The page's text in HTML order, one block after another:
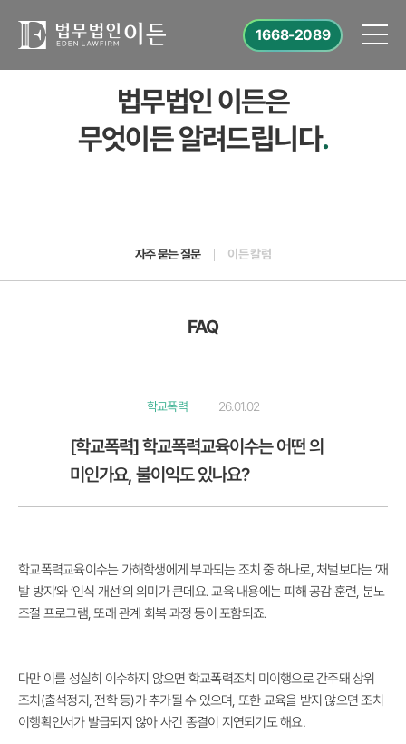
1668-2089
법무법인 이든은
무엇이든 알려드립니다.
자주 묻는 질문 이든 칼럼
FAQ
학교폭력 26.01.02
[학교폭력] 학교폭력교육이수는 어떤 의
미인가요, 불이익도 있나요?
학교폭력교육이수는 가해학생에게 부과되는 조치 중 하나로, 처벌보다는 ‘재
발 방지’와 ‘인식 개선’의 의미가 큰데요. 교육 내용에는 피해 공감 훈련, 분노
조절 프로그램, 또래 관계 회복 과정 등이 포함되죠.
다만 이를 성실히 이수하지 않으면 학교폭력조치 미이행으로 간주돼 상위
조치(출석정지, 전학 등)가 추가될 수 있으며, 또한 교육을 받지 않으면 조치
이행확인서가 발급되지 않아 사건 종결이 지연되기도 해요.